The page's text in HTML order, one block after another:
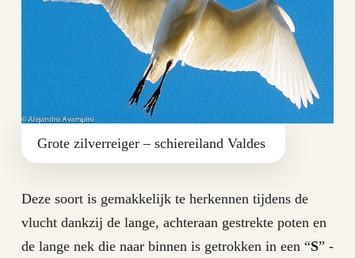
Grote zilverreiger – schiereiland Valdes
Deze soort is gemakkelijk te herkennen tijdens de
vlucht dankzij de lange, achteraan gestrekte poten en
de lange nek die naar binnen is getrokken in een “S” -